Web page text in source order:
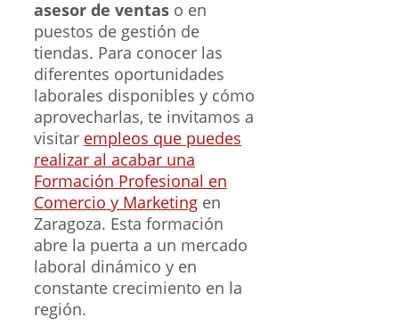
asesor de ventas o en
puestos de gestión de
tiendas. Para conocer las
diferentes oportunidades
laborales disponibles y cómo
aprovecharlas, te invitamos a
visitar empleos que puedes
realizar al acabar una
Formación Profesional en
Comercio y Marketing en
Zaragoza. Esta formación
abre la puerta a un mercado
laboral dinámico y en
constante crecimiento en la
región.